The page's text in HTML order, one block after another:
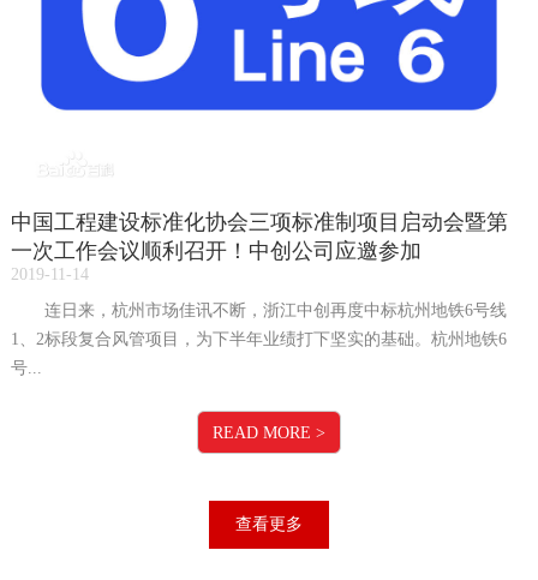
中国工程建设标准化协会三项标准制项目启动会暨第
一次工作会议顺利召开！中创公司应邀参加
2019-11-14
连日来，杭州市场佳讯不断，浙江中创再度中标杭州地铁6号线
1、2标段复合风管项目，为下半年业绩打下坚实的基础。杭州地铁6
号...
READ MORE >
查看更多